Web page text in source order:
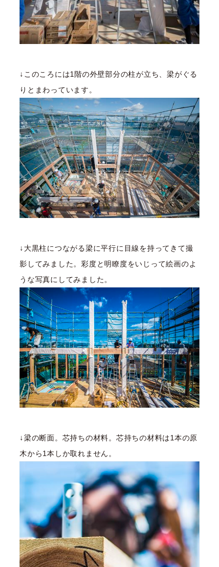
↓このころには1階の外壁部分の柱が立ち、梁がぐる
りとまわっています。
↓大黒柱につながる梁に平行に目線を持ってきて撮
影してみました。彩度と明瞭度をいじって絵画のよ
うな写真にしてみました。
↓梁の断面。芯持ちの材料。芯持ちの材料は1本の原
木から1本しか取れません。